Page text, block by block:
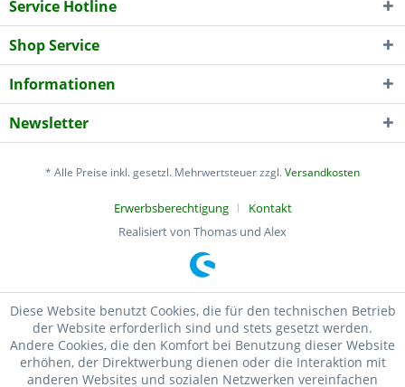
Service Hotline
Shop Service
Informationen
Newsletter
* Alle Preise inkl. gesetzl. Mehrwertsteuer zzgl.Versandkosten
Erwerbsberechtigung
Kontakt
Realisiert von Thomas und Alex
Diese Website benutzt Cookies, die für den technischen Betrieb
der Website erforderlich sind und stets gesetzt werden.
Andere Cookies, die den Komfort bei Benutzung dieser Website
erhöhen, der Direktwerbung dienen oder die Interaktion mit
anderen Websites und sozialen Netzwerken vereinfachen